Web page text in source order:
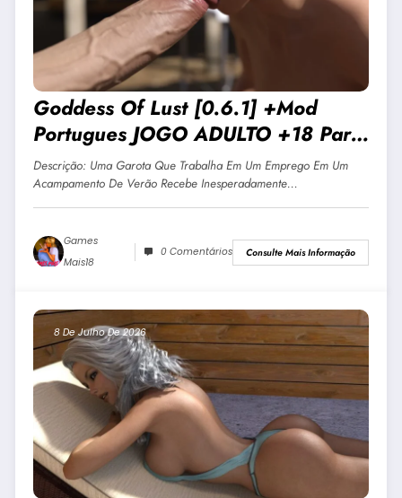
Goddess Of Lust [0.6.1] +Mod
Portugues JOGO ADULTO +18 Para
Android E PC
Descrição: Uma Garota Que Trabalha Em Um Emprego Em Um
Acampamento De Verão Recebe Inesperadamente…
Games
Mais18
0 Comentários Consulte Mais Informação
8 De Julho De 2026